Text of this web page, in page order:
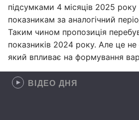
підсумками 4 місяців 2025 року
показникам за аналогічний
Таким чином пропозиція
показників 2024 року. Але це
який впливає на формування
ВІДЕО ДНЯ